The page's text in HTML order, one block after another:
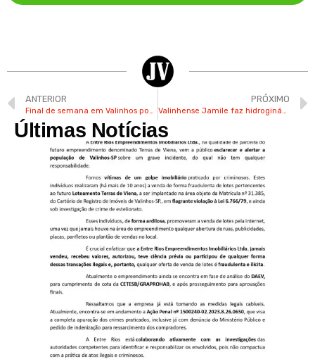
ANTERIOR
Final de semana em Valinhos pode ter altas temperaturas
PRÓXIMO
Valinhense Jamile faz hidroginástica com senhoras de 88 e 92 anos
Últimas Notícias